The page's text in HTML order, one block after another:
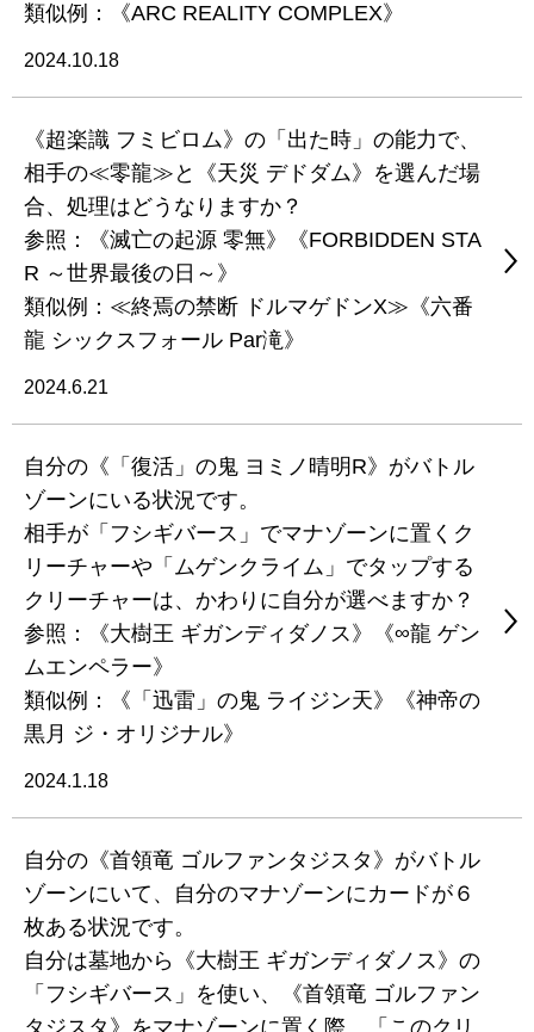
類似例：《ARC REALITY COMPLEX》
2024.10.18
《超楽識 フミビロム》の「出た時」の能力で、
相手の≪零龍≫と《天災 デドダム》を選んだ場
合、処理はどうなりますか？
参照：《滅亡の起源 零無》《FORBIDDEN STA
R ～世界最後の日～》
類似例：≪終焉の禁断 ドルマゲドンX≫《六番
龍 シックスフォール Par滝》
2024.6.21
自分の《「復活」の鬼 ヨミノ晴明R》がバトル
ゾーンにいる状況です。
相手が「フシギバース」でマナゾーンに置くク
リーチャーや「ムゲンクライム」でタップする
クリーチャーは、かわりに自分が選べますか？
参照：《大樹王 ギガンディダノス》《∞龍 ゲン
ムエンペラー》
類似例：《「迅雷」の鬼 ライジン天》《神帝の
黒月 ジ・オリジナル》
2024.1.18
自分の《首領竜 ゴルファンタジスタ》がバトル
ゾーンにいて、自分のマナゾーンにカードが６
枚ある状況です。
自分は墓地から《大樹王 ギガンディダノス》の
「フシギバース」を使い、《首領竜 ゴルファン
タジスタ》をマナゾーンに置く際、「このクリ